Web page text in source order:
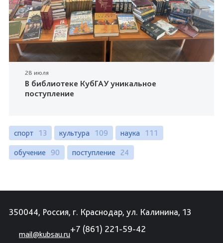
28 июля
В библиотеке КубГАУ уникальное
поступление
спорт 13 культура 109 наука 111
обучение 90 поступление 24
350044, Россия, г. Краснодар, ул. Калинина, 13
mail@kubsau.ru
+7 (861) 221-59-42